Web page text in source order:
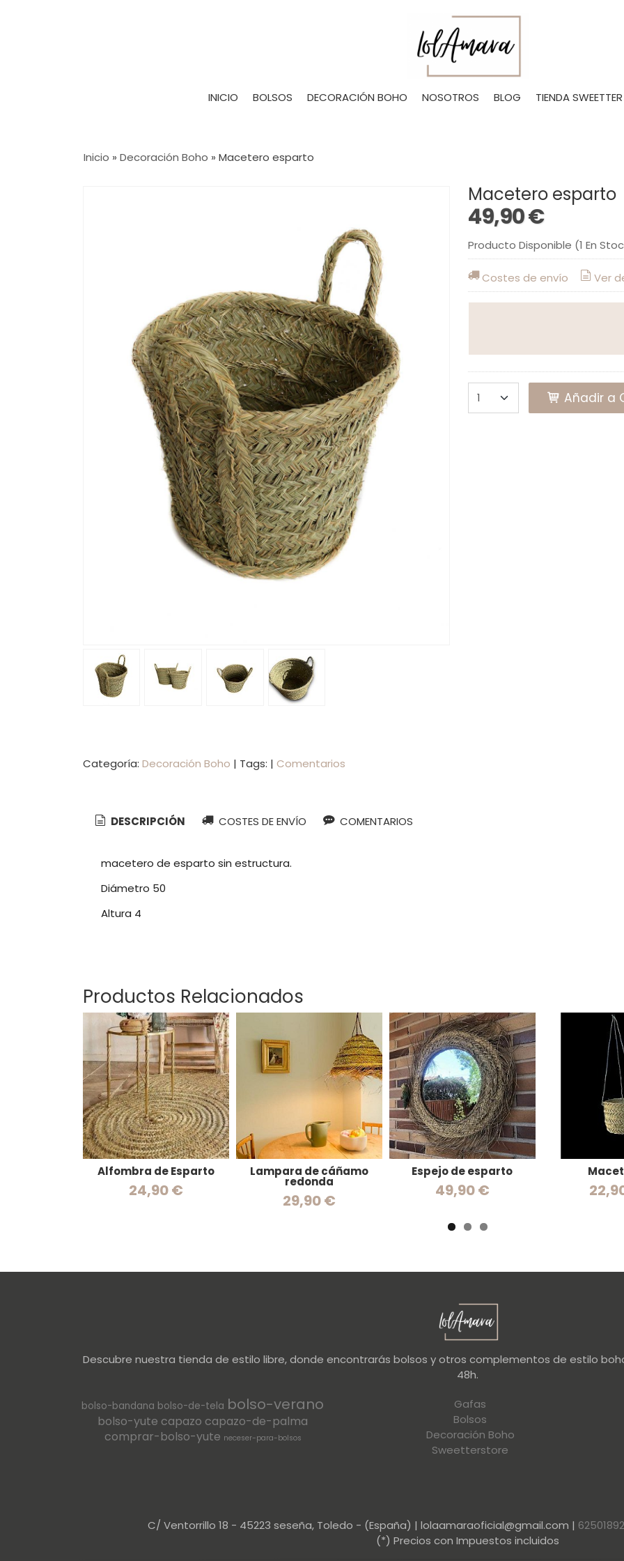
INICIO BOLSOS DECORACIÓN BOHO NOSOTROS BLOG TIENDA SWEETTER
Inicio » Decoración Boho » Macetero esparto
Macetero esparto
49,90 €
Producto Disponible (1 En
Costes de envío Ver
Añadir a
Categoría: Decoración Boho | Tags: | Comentarios
DESCRIPCIÓN COSTES DE ENVÍO COMENTARIOS
macetero de esparto sin estructura.
Diámetro 50
Altura 4
Productos Relacionados
Alfombra de Esparto
24,90 €
Lampara de cáñamo
redonda
29,90 €
Espejo de esparto
49,90 €
Descubre nuestra tienda de estilo libre, donde encontrarás bolsos y otros complementos de estilo
48h.
bolso-bandana bolso-de-tela bolso-verano
bolso-yute capazo capazo-de-palma
comprar-bolso-yute neceser-para-bolsos
Gafas
Bolsos
Decoración Boho
Sweetterstore
C/ Ventorrillo 18 - 45223 seseña, Toledo - (España) | lolaamaraoficial@gmail.com |
(*) Precios con Impuestos incluidos